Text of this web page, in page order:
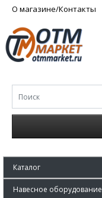
О магазине/Контакты
Каталог
Навесное оборудование